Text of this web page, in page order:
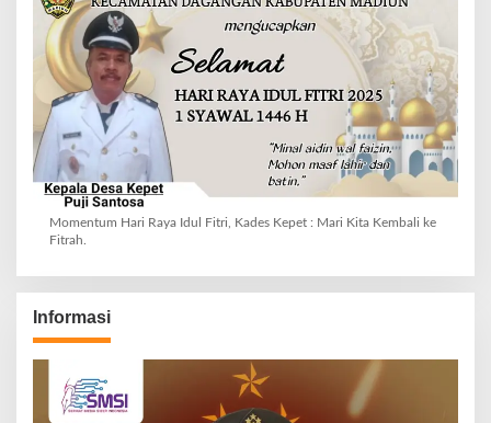
Momentum Hari Raya Idul Fitri, Kades Kepet : Mari Kita Kembali ke
Fitrah.
Informasi